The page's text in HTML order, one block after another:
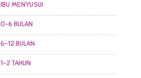
IBU MENYUSUI
0-6 BULAN
6-12 BULAN
1-2 TAHUN